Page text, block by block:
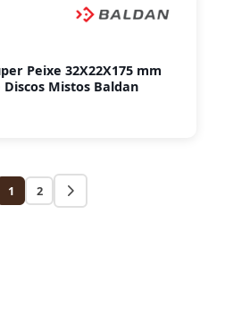
Peixe 32X22X175 mm
Mistos Baldan
1 2